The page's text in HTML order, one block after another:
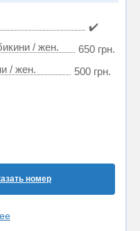
✔️
/ жен.
650 грн.
/ жен.
500 грн.
номер